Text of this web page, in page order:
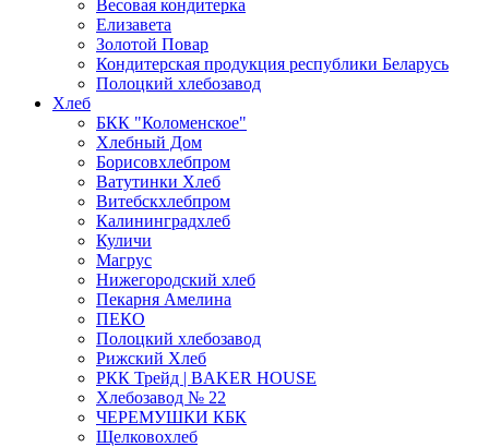
Весовая кондитерка
Елизавета
Золотой Повар
Кондитерская продукция республики Беларусь
Полоцкий хлебозавод
Хлеб
БКК "Коломенское"
Хлебный Дом
Борисовхлебпром
Ватутинки Хлеб
Витебскхлебпром
Калининградхлеб
Куличи
Магрус
Нижегородский хлеб
Пекарня Амелина
ПЕКО
Полоцкий хлебозавод
Рижский Хлеб
РКК Трейд | BAKER HOUSE
Хлебозавод № 22
ЧЕРЕМУШКИ КБК
Щелковохлеб